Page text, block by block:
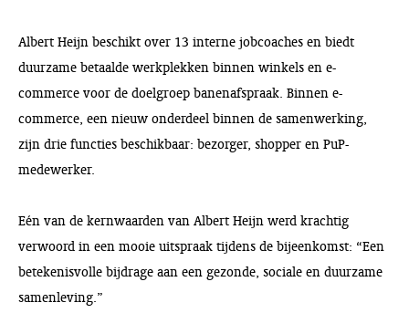
Albert Heijn beschikt over 13 interne jobcoaches en biedt
duurzame betaalde werkplekken binnen winkels en e-
commerce voor de doelgroep banenafspraak. Binnen e-
commerce, een nieuw onderdeel binnen de samenwerking,
zijn drie functies beschikbaar: bezorger, shopper en PuP-
medewerker.
Eén van de kernwaarden van Albert Heijn werd krachtig
verwoord in een mooie uitspraak tijdens de bijeenkomst: “Een
betekenisvolle bijdrage aan een gezonde, sociale en duurzame
samenleving.”